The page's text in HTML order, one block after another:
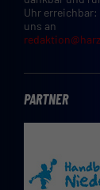
Uhr
uns an
PARTNER